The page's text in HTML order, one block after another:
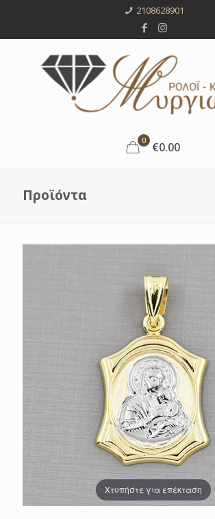
2108628901
0 €0.00
Προϊόντα
Χτυπήστε για επέκταση